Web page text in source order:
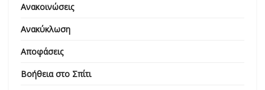
Ανακοινώσεις
Ανακύκλωση
Αποφάσεις
Βοήθεια στο Σπίτι